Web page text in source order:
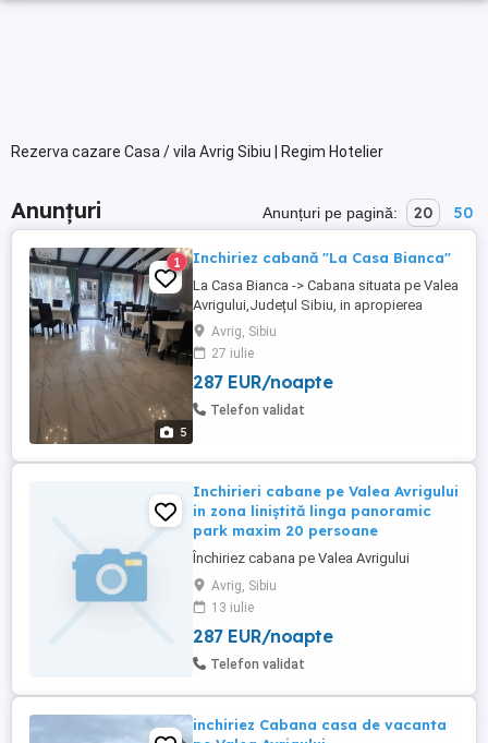
Rezerva cazare Casa / vila Avrig Sibiu | Regim Hotelier
Anunțuri Anunțuri pe pagină: 20 50
5
1 Inchiriez cabană "La Casa Bianca"
La Casa Bianca -> Cabana situata pe Valea
Avrigului,Județul Sibiu, in apropierea
Pensiunei Ghiocelul, la 8 km de Avrig și 30
km de Sibiu, va ofera posibilitatea de a
organiza evenimente precum zile
onomastice, cununii si botezuri avand o
capacitate de aproximativ 30 de
Avrig, Sibiu
27 iulie
287 EUR/noapte
Telefon validat
Inchirieri cabane pe Valea Avrigului
in zona liniștită linga panoramic
park maxim 20 persoane
Închiriez cabana pe Valea Avrigului
Avrig, Sibiu
13 iulie
287 EUR/noapte
Telefon validat
inchiriez Cabana casa de vacanta